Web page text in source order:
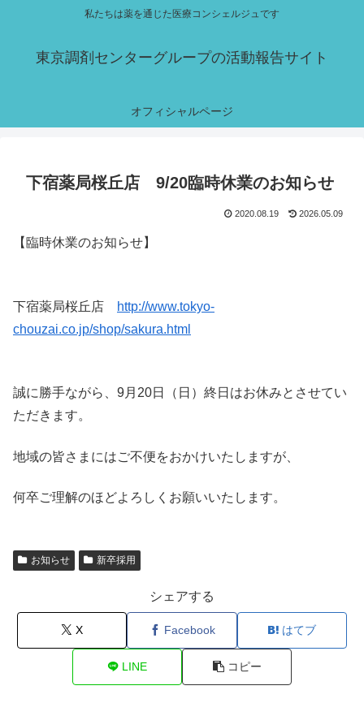
私たちは薬を通じた医療コンシェルジュです
東京調剤センターグループの活動報告サイト
オフィシャルページ
下宿薬局桜丘店 9/20臨時休業のお知らせ
2020.08.19 2026.05.09
【臨時休業のお知らせ】
下宿薬局桜丘店
http://www.tokyo-
chouzai.co.jp/shop/sakura.html
誠に勝手ながら、9月20日（日）終日はお休みとさせてい
ただきます。
地域の皆さまにはご不便をおかけいたしますが、
何卒ご理解のほどよろしくお願いいたします。
お知らせ 新卒採用
シェアする
X Facebook はてブ
LINE コピー